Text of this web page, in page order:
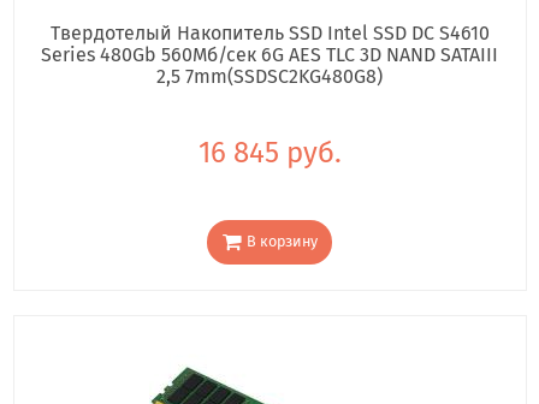
Твердотелый Накопитель SSD Intel SSD DC S4610
Series 480Gb 560Мб/сек 6G AES TLC 3D NAND SATAIII
2,5 7mm(SSDSC2KG480G8)
16 845 руб.
В корзину